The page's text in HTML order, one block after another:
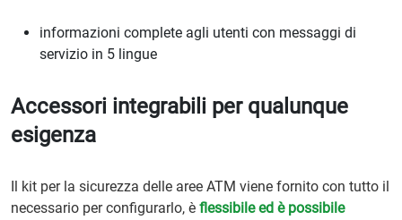
informazioni complete agli utenti con messaggi di
servizio in 5 lingue
Accessori integrabili per qualunque
esigenza
Il kit per la sicurezza delle aree ATM viene fornito con tutto il
necessario per configurarlo, è flessibile ed è possibile